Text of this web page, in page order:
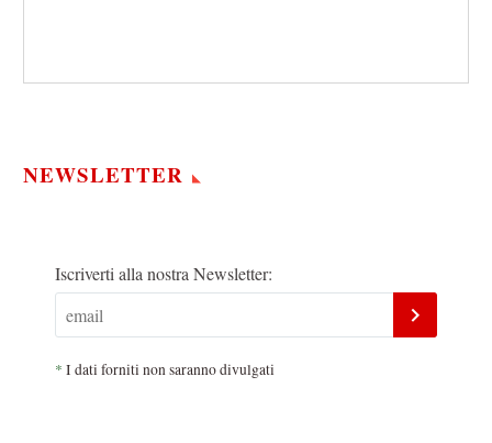
NEWSLETTER
Iscriverti alla nostra Newsletter:
* I dati forniti non saranno divulgati